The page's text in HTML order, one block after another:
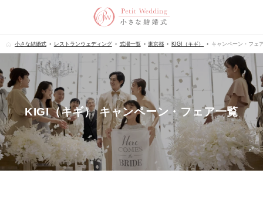
小さな結婚式 レストランウェディング 式場一覧 東京都 KIGI（キギ） キャンペーン・フェ
KIGI（キギ） キャンペーン・フェア一覧